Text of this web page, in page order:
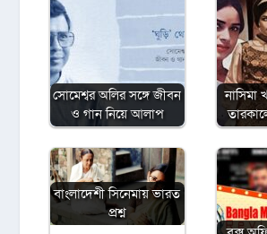
সোমেশ্বর অলির সঙ্গে জীবন
ও গান নিয়ে আলাপ
বাংলাদেশী সিনেমায় ভারত
প্রশ্ন